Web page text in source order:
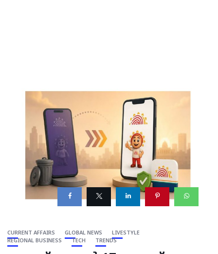
CURRENT AFFAIRS GLOBAL NEWS
LIVESTYLE
REGIONAL BUSINESS
TECH TRENDS